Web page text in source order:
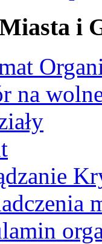
i
na